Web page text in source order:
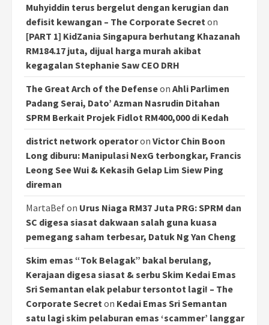
Muhyiddin terus bergelut dengan kerugian dan
defisit kewangan – The Corporate Secreton
[PART 1] KidZania Singapura berhutang Khazanah
RM184.17 juta, dijual harga murah akibat
kegagalan Stephanie Saw CEO DRH
The Great Arch of the Defenseon Ahli Parlimen
Padang Serai, Dato’ Azman Nasrudin Ditahan
SPRM Berkait Projek Fidlot RM400,000 di Kedah
district network operatoron Victor Chin Boon
Long diburu: Manipulasi NexG terbongkar, Francis
Leong See Wui & Kekasih Gelap Lim Siew Ping
direman
MartaBefon Urus Niaga RM37 Juta PRG: SPRM dan
SC digesa siasat dakwaan salah guna kuasa
pemegang saham terbesar, Datuk Ng Yan Cheng
Skim emas “Tok Belagak” bakal berulang,
Kerajaan digesa siasat & serbu Skim Kedai Emas
Sri Semantan elak pelabur tersontot lagi! – The
Corporate Secreton Kedai Emas Sri Semantan
satu lagi skim pelaburan emas ‘scammer’ langgar